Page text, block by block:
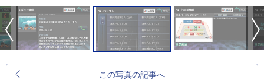
この写真の記事へ